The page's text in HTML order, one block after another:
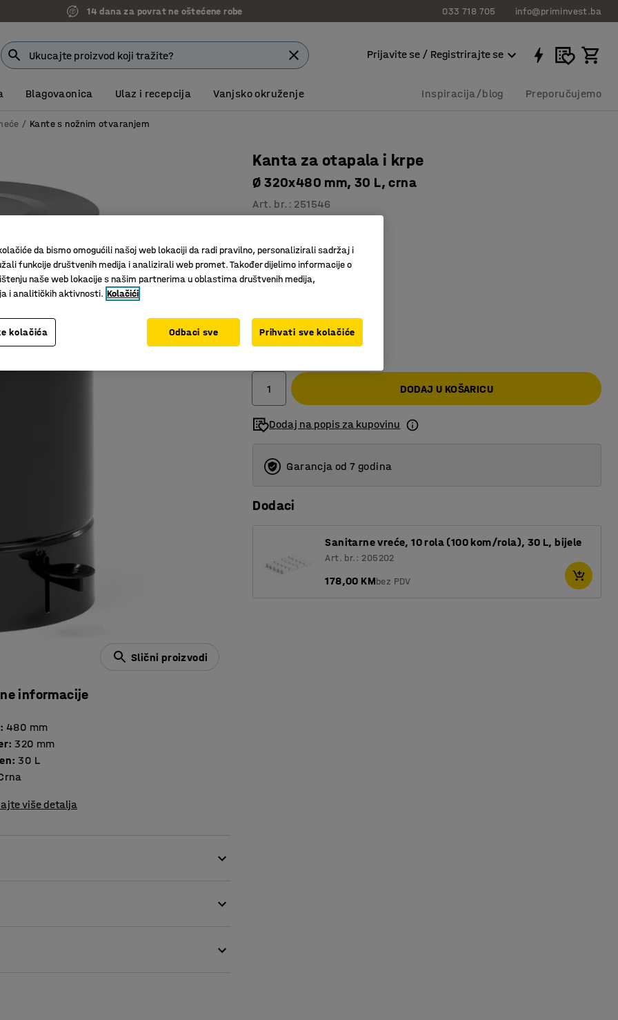
14 dana za povrat ne oštećene robe 033 718 705 info@priminvest.ba
Prijavite se / Registrirajte se
Blagovaonica Ulaz i recepcija Vanjsko okruženje Inspiracija/blog Preporučujemo
Kante s nožnim otvaranjem
Slični proizvodi
informacije
: 480 mm
: 320 mm
: 30 L
više detalja
poklopca.
Kanta za otapala i krpe
Ø 320x480 mm, 30 L, crna
Art. br. : 251546
Nožna pedala
Za zapaljivi otpad
299,00 KM
DODAJ U KOŠARICU
Dodaj na popis za kupovinu
Garancja od 7 godina
Dodaci
Sanitarne vreće, 10 rola (100 kom/rola), 30 L, bijele
Art. br.: 205202
178,00 KMbez PDV
da bismo omogućili našoj web lokaciji da radi pravilno, personalizirali sadržaj i
funkcije društvenih medija i analizirali web promet. Također dijelimo informacije o
naše web lokacije s našim partnerima u oblastima društvenih medija,
i analitičkih aktivnosti. Kolačići
kolačića Odbaci sve Prihvati sve kolačiće